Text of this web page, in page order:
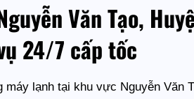
Văn Tạo,
24/7 cấp tốc
máy lạnh tại khu vực Nguyễn Văn